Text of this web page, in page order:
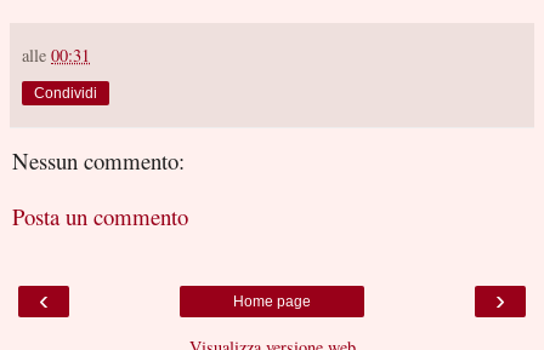
alle 00:31
Condividi
Nessun commento:
Posta un commento
‹ ›
Home page